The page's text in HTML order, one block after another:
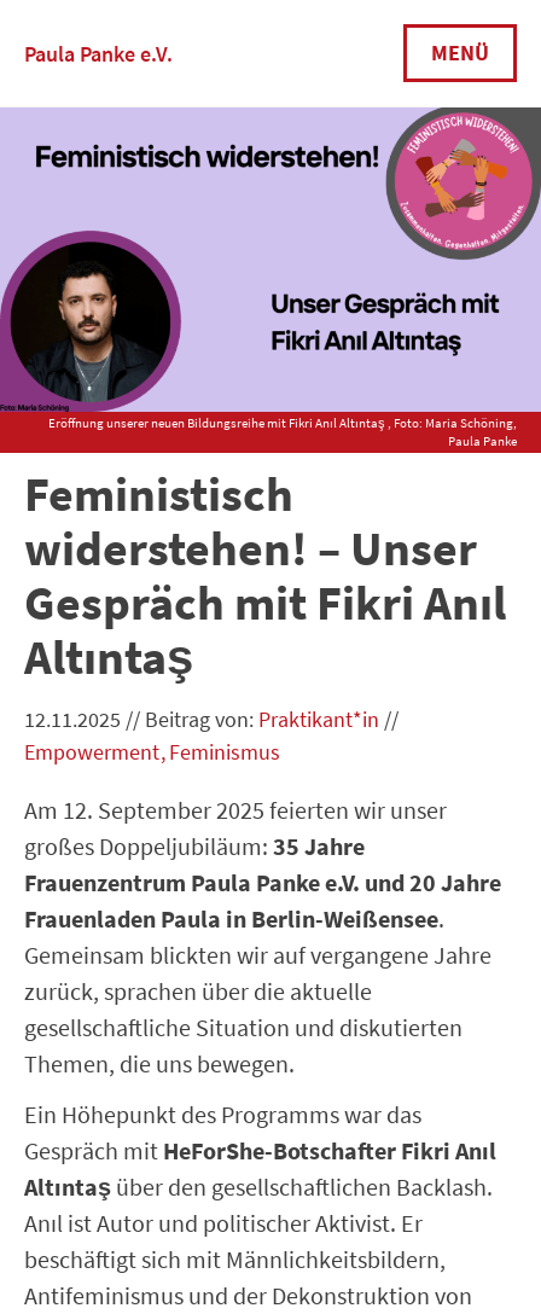
Paula Panke e.V. MENÜ
Eröffnung unserer neuen Bildungsreihe mit Fikri Anıl Altıntaş , Foto: Maria Schöning,
Paula Panke
Feministisch
widerstehen! – Unser
Gespräch mit Fikri Anıl
Altıntaş
12.11.2025 // Beitrag von: Praktikant*in //
Empowerment Feminismus
Am 12. September 2025 feierten wir unser
großes Doppeljubiläum: 35 Jahre
Frauenzentrum Paula Panke e.V. und 20 Jahre
Frauenladen Paula in Berlin-Weißensee.
Gemeinsam blickten wir auf vergangene Jahre
zurück, sprachen über die aktuelle
gesellschaftliche Situation und diskutierten
Themen, die uns bewegen.
Ein Höhepunkt des Programms war das
Gespräch mit HeForShe-Botschafter Fikri Anıl
Altıntaş über den gesellschaftlichen Backlash.
Anıl ist Autor und politischer Aktivist. Er
beschäftigt sich mit Männlichkeitsbildern,
Antifeminismus und der Dekonstruktion von